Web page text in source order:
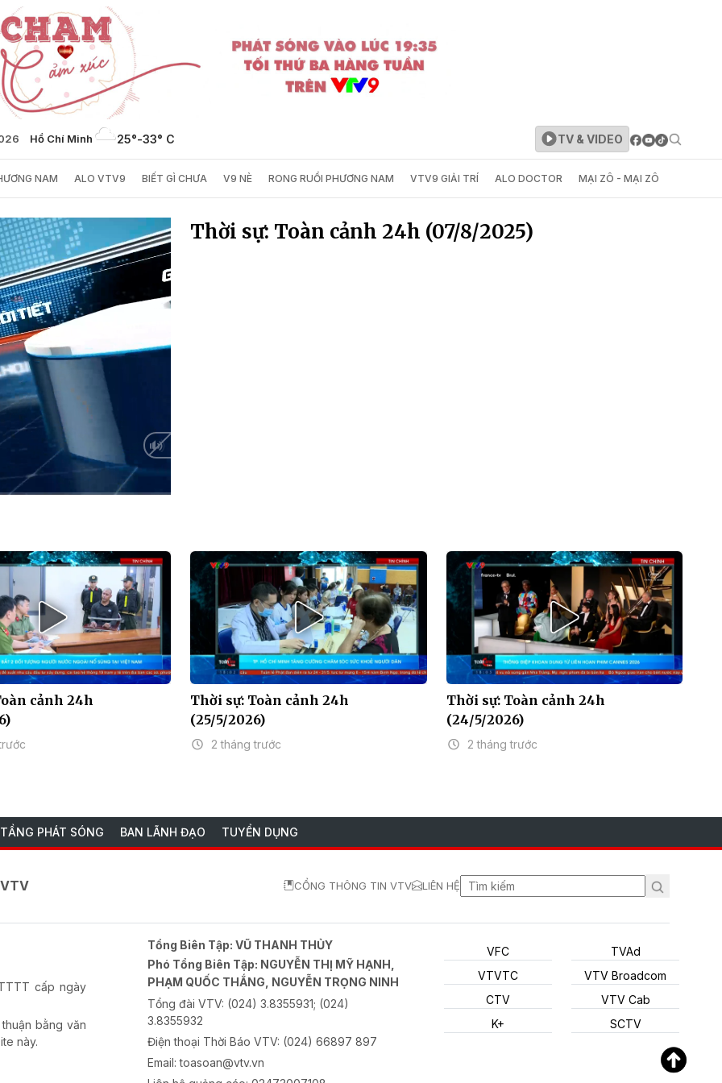
Hồ Chí Minh 25°-33° C TV & VIDEO
NAM ALO VTV9 BIẾT GÌ CHƯA V9 NÈ RONG RUỔI PHƯƠNG NAM VTV9 GIẢI TRÍ ALO DOCTOR MẠI ZÔ - MẠI ZÔ
Thời sự: Toàn cảnh 24h (07/8/2025)
cảnh 24h
Thời sự: Toàn cảnh 24h
(25/5/2026)
2 tháng trước
Thời sự: Toàn cảnh 24h
(24/5/2026)
2 tháng trước
PHÁT SÓNG BAN LÃNH ĐẠO TUYỂN DỤNG
CỔNG THÔNG TIN VTV LIÊN HỆ
cấp ngày
bằng văn
này.
Tổng Biên Tập:VŨ THANH THỦY
Phó Tổng Biên Tập: NGUYỄN THỊ MỸ HẠNH,
PHẠM QUỐC THẮNG, NGUYỄN TRỌNG NINH
Tổng đài VTV: (024) 3.8355931; (024)
3.8355932
Điện thoại Thời Báo VTV: (024) 66897 897
Email:toasoan@vtv.vn
VFC
VTVTC
CTV
K+
TVAd
VTV Broadcom
VTV Cab
SCTV